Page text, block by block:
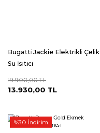
Bugatti Jackie Elektrikli Çelik
Su Isıtıcı
19.900,00 TL
13.930,00 TL
%30 İndirim